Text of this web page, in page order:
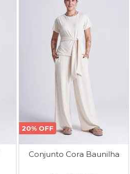
20% OFF
Conjunto Cora Baunilha